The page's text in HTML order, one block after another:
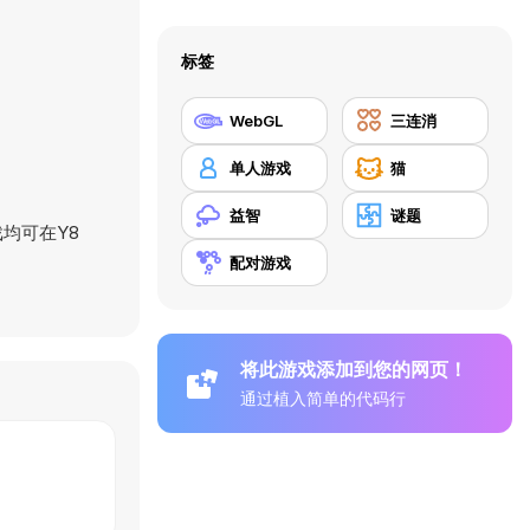
可在Y8
标签
WebGL 三连消
单人游戏 猫
益智 谜题
配对游戏
将此游戏添加到您的网页！
通过植入简单的代码行